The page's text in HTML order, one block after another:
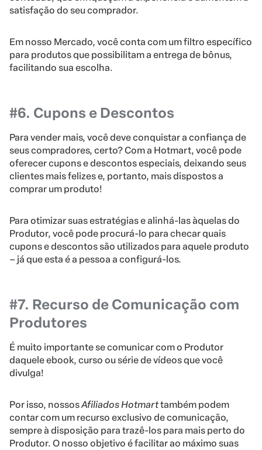
satisfação do seu comprador.
Em nosso Mercado, você conta com um filtro específico
para produtos que possibilitam a entrega de bônus,
facilitando sua escolha.
#6. Cupons e Descontos
Para vender mais, você deve conquistar a confiança de
seus compradores, certo? Com a Hotmart, você pode
oferecer cupons e descontos especiais, deixando seus
clientes mais felizes e, portanto, mais dispostos a
comprar um produto!
Para otimizar suas estratégias e alinhá-las àquelas do
Produtor, você pode procurá-lo para checar quais
cupons e descontos são utilizados para aquele produto
– já que esta é a pessoa a configurá-los.
#7. Recurso de Comunicação com
Produtores
É muito importante se comunicar com o Produtor
daquele ebook, curso ou série de vídeos que você
divulga!
Por isso, nossosAfiliados Hotmarttambém podem
contar com um recurso exclusivo de comunicação,
sempre à disposição para trazê-los para mais perto do
Produtor. O nosso objetivo é facilitar ao máximo suas